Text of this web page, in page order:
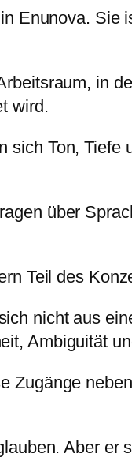
Enunova. Sie
in
wird.
sich Ton,
über
Teil des
nicht aus
Ambiguität
Zugänge
Aber er